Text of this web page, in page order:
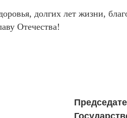
долгих лет жизни,
Отечества!